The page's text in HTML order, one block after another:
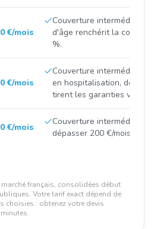
€/mois
Couverture intermédiaire ;
d'âge renchérit la
%.
€/mois
Couverture intermédiaire ;
en hospitalisation,
tirent les garanties vers le
€/mois
Couverture intermédiaire
dépasser 200 €/mois en
français, consolidées début
Votre tarif exact dépend de
choisies : obtenez votre devis